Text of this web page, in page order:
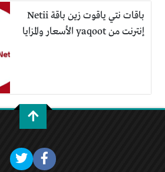
باقات نتي ياقوت زين باقة Netii
إنترنت من yaqoot الأسعار والمزايا